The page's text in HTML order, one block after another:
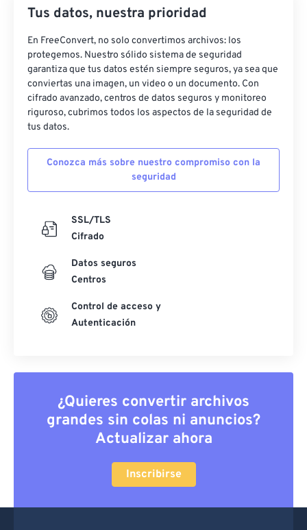
Tus datos, nuestra prioridad
En FreeConvert, no solo convertimos archivos: los
protegemos. Nuestro sólido sistema de seguridad
garantiza que tus datos estén siempre seguros, ya sea que
conviertas una imagen, un video o un documento. Con
cifrado avanzado, centros de datos seguros y monitoreo
riguroso, cubrimos todos los aspectos de la seguridad de
tus datos.
Conozca más sobre nuestro compromiso con la
seguridad
SSL/TLS
Cifrado
Datos seguros
Centros
Control de acceso y
Autenticación
¿Quieres convertir archivos
grandes sin colas ni anuncios?
Actualizar ahora
Inscribirse